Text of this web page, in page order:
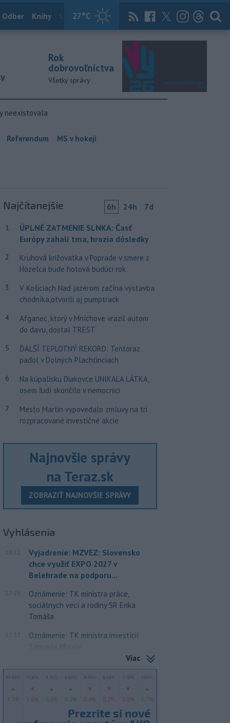
27°C
Odber Knihy Útulkovo Magazín News Now Archív
Rok
dobrovoľníctva
Všetky správy
neexistovala
Referendum MS v hokeji
Najčítanejšie 6h 24h 7d
1
ÚPLNÉ ZATMENIE SLNKA: Časť
Európy zahalí tma, hrozia dôsledky
2
Kruhová križovatka v Poprade v smere z
Hozelca bude hotová budúci rok
3
V Košiciach Nad jazerom začína výstavba
chodníka,otvorili aj pumptrack
4
Afganec, ktorý v Mníchove vrazil autom
do davu, dostal TREST
5
ĎALŠÍ TEPLOTNÝ REKORD: Tentoraz
padol v Dolných Plachtinciach
6
Na kúpalisku Diakovce UNIKALA LÁTKA,
osem ľudí skončilo v nemocnici
7
Mesto Martin vypovedalo zmluvy na tri
rozpracované investičné akcie
Najnovšie správy
na Teraz.sk
ZOBRAZIŤ NAJNOVŠIE SPRÁVY
Vyhlásenia
18:12
Vyjadrenie: MZVEZ: Slovensko
chce využiť EXPO 2027 v
Belehrade na podporu...
12:26
Oznámenie: TK ministra práce,
sociálnych vecí a rodiny SR Erika
Tomáša
Oznámenie: TK ministra investícií
Samuela Migaľa
Viac